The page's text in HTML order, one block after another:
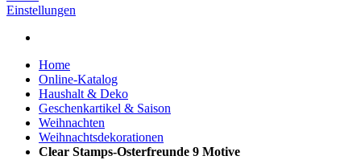
Einstellungen
Home
Online-Katalog
Haushalt & Deko
Geschenkartikel & Saison
Weihnachten
Weihnachtsdekorationen
Clear Stamps-Osterfreunde 9 Motive